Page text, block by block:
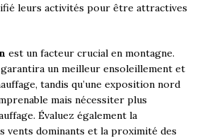
leurs activités pour être attractives
est un facteur crucial en montagne.
un meilleur ensoleillement et
tandis qu’une exposition nord
mais nécessiter plus
Évaluez également la
dominants et la proximité des